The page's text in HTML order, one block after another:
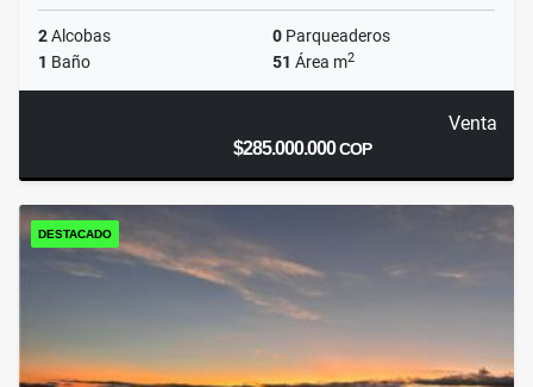
2Alcobas 0 Parqueaderos
1 Baño 51 Área m2
Venta
$285.000.000COP
DESTACADO